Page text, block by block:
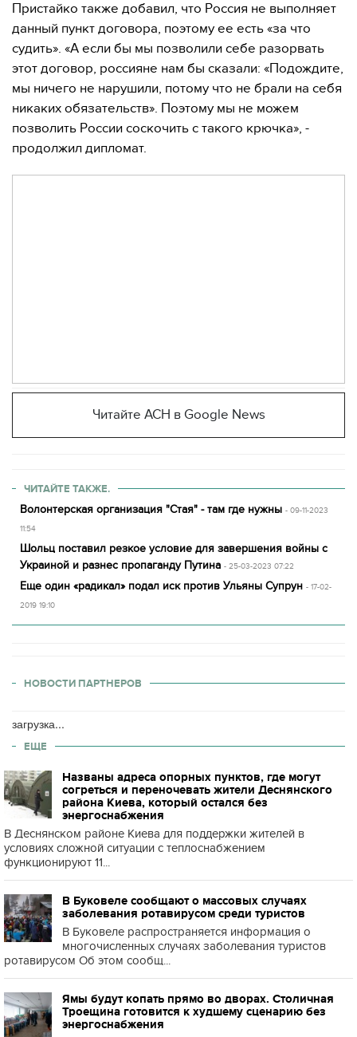
Пристайко также добавил, что Россия не выполняет
данный пункт договора, поэтому ее есть «за что
судить». «А если бы мы позволили себе разорвать
этот договор, россияне нам бы сказали: «Подождите,
мы ничего не нарушили, потому что не брали на себя
никаких обязательств». Поэтому мы не можем
позволить России соскочить с такого крючка», -
продолжил дипломат.
Читайте АСН в Google News
ЧИТАЙТЕ ТАКЖЕ.
Волонтерская организация "Стая" - там где нужны - 09-11-2023
11:54
Шольц поставил резкое условие для завершения войны с
Украиной и разнес пропаганду Путина - 25-03-2023 07:22
Еще один «радикал» подал иск против Ульяны Супрун - 17-02-
2019 19:10
НОВОСТИ ПАРТНЕРОВ
загрузка...
ЕЩЕ
Названы адреса опорных пунктов, где могут
согреться и переночевать жители Деснянского
района Киева, который остался без
энергоснабжения
В Деснянском районе Киева для поддержки жителей в
условиях сложной ситуации с теплоснабжением
функционируют 11...
В Буковеле сообщают о массовых случаях
заболевания ротавирусом среди туристов
В Буковеле распространяется информация о
многочисленных случаях заболевания туристов
ротавирусом Об этом сообщ...
Ямы будут копать прямо во дворах. Столичная
Троещина готовится к худшему сценарию без
энергоснабжения